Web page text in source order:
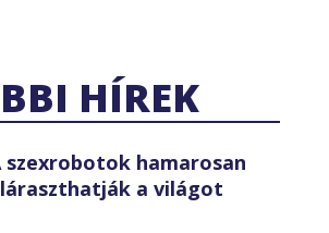
HÍREK
szexrobotok hamarosan
a világot